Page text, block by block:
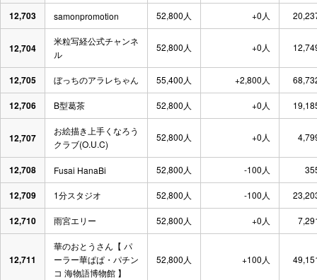
12,703 samonpromotion 52,800人 +0人
12,704
米粒写経公式チャンネ
ル
52,800人 +0人
12,705 ぼっちのアラレちゃん 55,400人 +2,800人
12,706 B型葛茶 52,800人 +0人
12,707
お絵描き上手くなろう
クラブ(O.U.C)
52,800人 +0人
12,708 Fusai HanaBi 52,800人 -100人
12,709 1分スタジオ 52,800人 -100人
12,710 雨宮エリー 52,800人 +0人
12,711
華のおとうさん【 パ
ーラー華ぱぱ・パチン
コ 海物語博物館 】
52,800人 +100人